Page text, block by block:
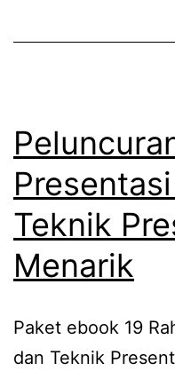
Teknik
Menarik
Paket ebook 19
dan Teknik